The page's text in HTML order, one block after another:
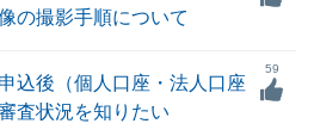
の撮影手順について
込後（個人口座・法人口座
査状況を知りたい
59